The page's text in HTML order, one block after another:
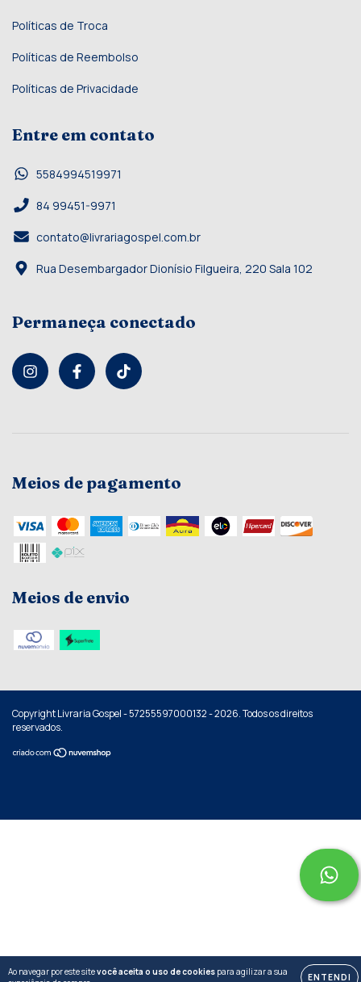
Ao navegar por este sitevocê aceita o uso de cookies para agilizar a sua
ENTENDI
Políticas de Troca
Políticas de Reembolso
Políticas de Privacidade
Entre em contato
5584994519971
84 99451-9971
contato@livrariagospel.com.br
Rua Desembargador Dionísio Filgueira, 220 Sala 102
Permaneça conectado
Meios de pagamento
Meios de envio
Copyright Livraria Gospel - 57255597000132 - 2026. Todos os direitos
reservados.